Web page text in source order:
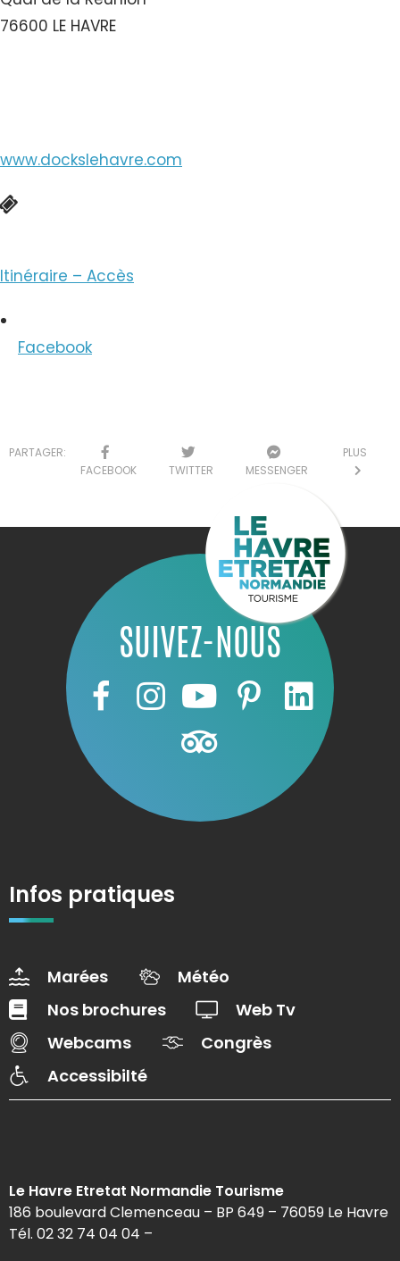
76600 LE HAVRE
www.dockslehavre.com
Réservation en ligne
Itinéraire – Accès
Facebook
PARTAGER:
FACEBOOK
TWITTER MESSENGER
PLUS
SUIVEZ-NOUS
Infos pratiques
Marées
Météo
Nos brochures
Web Tv
Webcams
Congrès
Accessibilté
Le Havre Etretat Normandie Tourisme
186 boulevard Clemenceau – BP 649 – 76059 Le Havre
Tél. 02 32 74 04 04 –